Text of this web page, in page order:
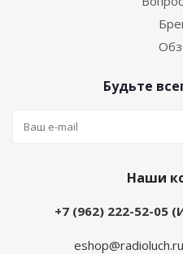
Будьте
Наши
+7 (962) 222-52-05
eshop@radioluch.ru